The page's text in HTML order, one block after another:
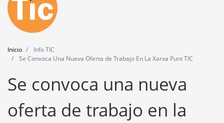
Punt TIC
Actualidad
Agenda
Formación
Herramientas
Inicio
Info TIC
Se Convoca Una Nueva Oferta de Trabajo En La Xarxa Punt TIC
Se convoca una nueva
oferta de trabajo en la